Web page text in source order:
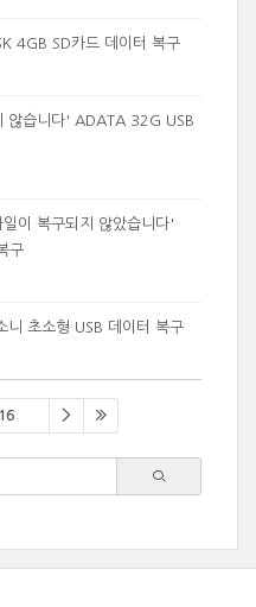
4GB SD카드 데이터 복구
않습니다' ADATA 32G USB
이 복구되지 않았습니다'
구
니 초소형 USB 데이터 복구